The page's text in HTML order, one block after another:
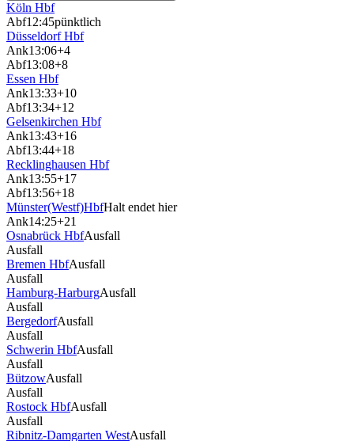
Köln Hbf
Abf12:45pünktlich
Düsseldorf Hbf
Ank13:06+4
Abf13:08+8
Essen Hbf
Ank13:33+10
Abf13:34+12
Gelsenkirchen Hbf
Ank13:43+16
Abf13:44+18
Recklinghausen Hbf
Ank13:55+17
Abf13:56+18
Münster(Westf)HbfHalt endet hier
Ank14:25+21
Osnabrück HbfAusfall
Ausfall
Bremen HbfAusfall
Ausfall
Hamburg-HarburgAusfall
Ausfall
BergedorfAusfall
Ausfall
Schwerin HbfAusfall
Ausfall
BützowAusfall
Ausfall
Rostock HbfAusfall
Ausfall
Ribnitz-Damgarten WestAusfall